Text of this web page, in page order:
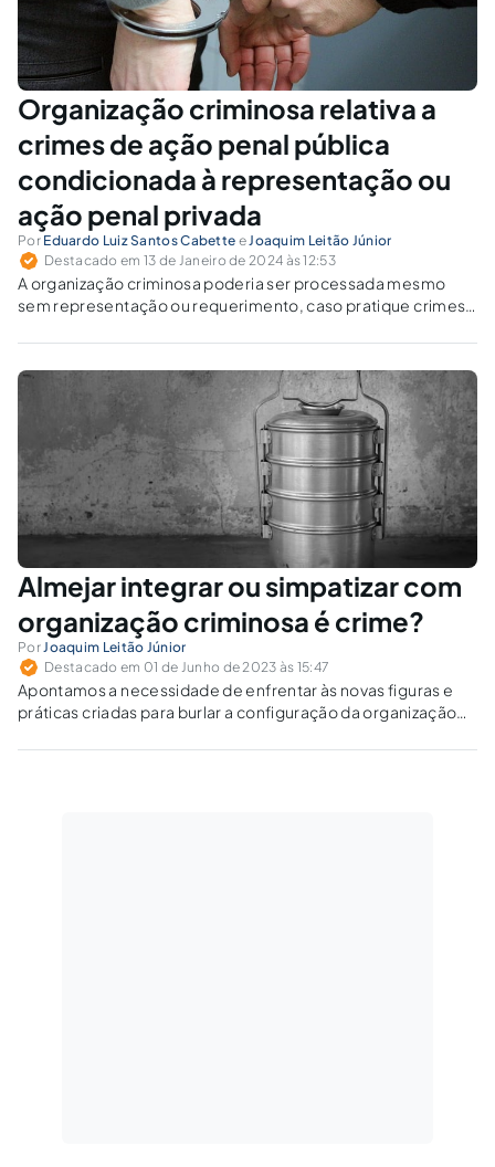
Organização criminosa relativa a
crimes de ação penal pública
condicionada à representação ou
ação penal privada
Por Eduardo Luiz Santos Cabette eJoaquim Leitão Júnior
Destacado em 13 de Janeiro de 2024 às 12:53
A organização criminosa poderia ser processada mesmo
sem representação ou requerimento, caso pratique crimes
Almejar integrar ou simpatizar com
organização criminosa é crime?
Por Joaquim Leitão Júnior
Destacado em 01 de Junho de 2023 às 15:47
Apontamos a necessidade de enfrentar às novas figuras e
práticas criadas para burlar a configuração da organização